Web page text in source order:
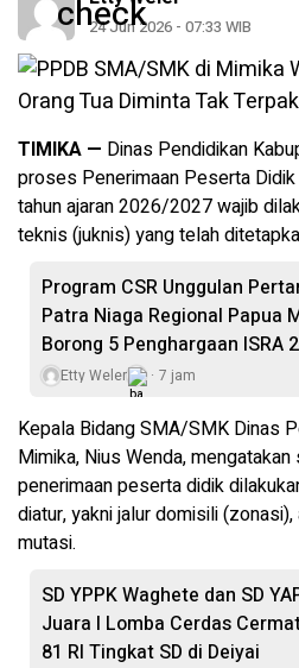
24 Jun 2026 - 07:33 WIB
TIMIKA — Dinas Pendidikan
proses Penerimaan Peserta
tahun ajaran 2026/2027 wajib
teknis (juknis) yang telah
Program CSR Unggulan
Patra Niaga Regional Papua
Borong 5 Penghargaan ISRA
Etty Weler 7 jam
Kepala Bidang SMA/SMK Dinas
Mimika, Nius Wenda,
penerimaan peserta didik
diatur, yakni jalur domisili
mutasi.
SD YPPK Waghete dan SD
Juara I Lomba Cerdas
81 RI Tingkat SD di Deiyai